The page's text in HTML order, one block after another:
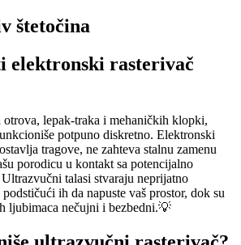
elektronski rasterivač
lepak-traka i mehaničkih klopki,
potpuno diskretno. Elektronski
tragove, ne zahteva stalnu zamenu
porodicu u kontakt sa potencijalno
talasi stvaraju neprijatno
ih da napuste vaš prostor, dok su
ljubimaca nečujni i bezbedni.💡